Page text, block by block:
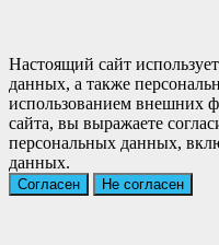
Настоящий сайт
данных, а также
использованием внешних
сайта, вы выражаете
персональных данных,
данных.
Согласен Не согласен